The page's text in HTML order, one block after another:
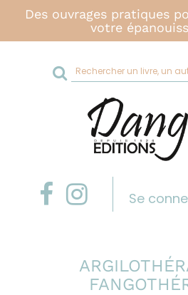
Des ouvrages pratiques
votre
sur
site
Se